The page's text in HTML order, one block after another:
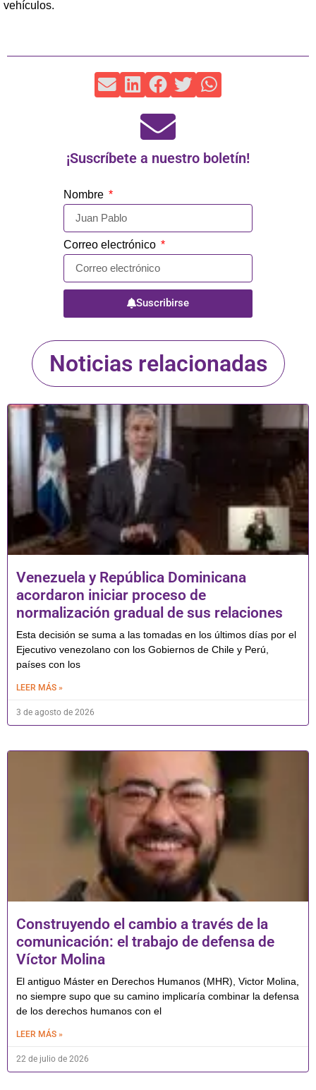
vehículos.
¡Suscríbete a nuestro boletín!
Nombre
Correo electrónico
Suscribirse
Noticias relacionadas
Venezuela y República Dominicana
acordaron iniciar proceso de
normalización gradual de sus relaciones
Esta decisión se suma a las tomadas en los últimos días por el
Ejecutivo venezolano con los Gobiernos de Chile y Perú,
países con los
LEER MÁS »
3 de agosto de 2026
Construyendo el cambio a través de la
comunicación: el trabajo de defensa de
Víctor Molina
El antiguo Máster en Derechos Humanos (MHR), Victor Molina,
no siempre supo que su camino implicaría combinar la defensa
de los derechos humanos con el
LEER MÁS »
22 de julio de 2026